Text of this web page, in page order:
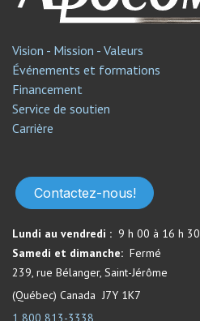
Vision - Mission - Valeurs
Événements et formations
Financement
Service de soutien​
Carrière
Contactez-nous!
Lundi au vendredi : 9 h 00 à 16 h 30
Samedi et dimanche: Fermé​
239, rue Bélanger, Saint-Jérôme
(Québec) Canada J7Y 1K7
1 800 813-3338